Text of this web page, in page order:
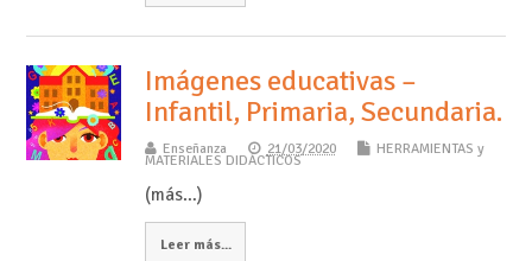
Imágenes educativas –
Infantil, Primaria, Secundaria.
Enseñanza 21/03/2020 HERRAMIENTAS y
MATERIALES DIDÁCTICOS
(más…)
Leer más...